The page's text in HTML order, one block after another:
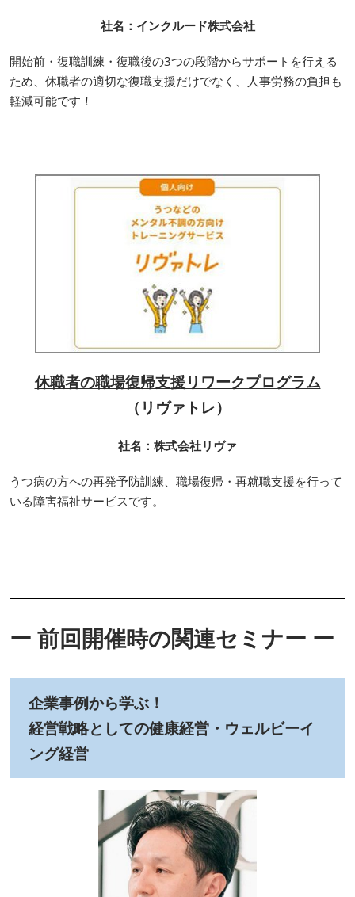
社名：インクルード株式会社
開始前・復職訓練・復職後の3つの段階からサポートを行える
ため、休職者の適切な復職支援だけでなく、人事労務の負担も
軽減可能です！
休職者の職場復帰支援リワークプログラム
（リヴァトレ）
社名：株式会社リヴァ
うつ病の方への再発予防訓練、職場復帰・再就職支援を行って
いる障害福祉サービスです。
ー 前回開催時の関連セミナー ー
企業事例から学ぶ！
経営戦略としての健康経営・ウェルビーイ
ング経営